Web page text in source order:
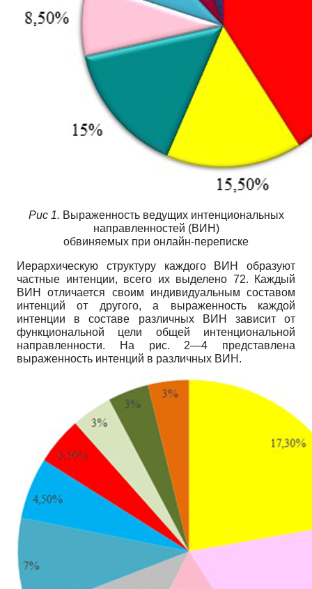
Рис 1. Выраженность ведущих интенциональных
направленностей (ВИН)
обвиняемых при онлайн-переписке
Иерархическую структуру каждого ВИН образуют
частные интенции, всего их выделено 72. Каждый
ВИН отличается своим индивидуальным составом
интенций от другого, а выраженность каждой
интенции в составе различных ВИН зависит от
функциональной цели общей интенциональной
направленности. На рис. 2—4 представлена
выраженность интенций в различных ВИН.